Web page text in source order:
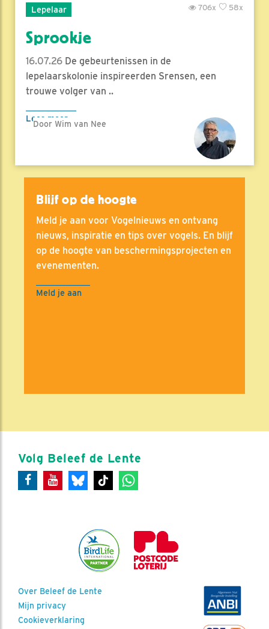
Lepelaar 58x
706x
Sprookje
16.07.26 De gebeurtenissen in de
lepelaarskolonie inspireerden Srensen, een
trouwe volger van ..
Lees meer
Door Wim van Nee
Blijf op de hoogte
Meld je aan voor Vogelnieuws en ontvang
nieuws, inspiratie en tips over vogels. En blijf
op de hoogte van beschermingsprojecten en
evenementen.
Meld je aan
Volg Beleef de Lente
Over Beleef de Lente
Mijn privacy
Cookieverklaring